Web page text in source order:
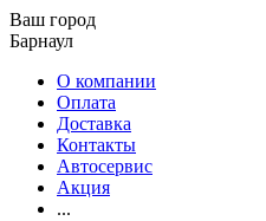
Ваш город
Барнаул
О компании
Оплата
Доставка
Контакты
Автосервис
Акция
...